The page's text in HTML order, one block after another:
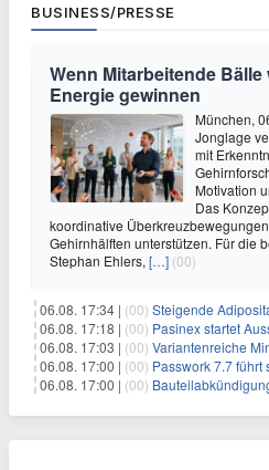
BUSINESS/PRESSE
Wenn Mitarbeitende
Energie gewinnen
München,
Jonglage
mit
Motivation
Das
koordinative
Gehirnhälften unterstützen. Für die
Stephan Ehlers, […] (00)
06.08. 17:34 | (00) Steigende Adipositasrate zeigt
06.08. 17:18 | (00) Pasinex startet Ausschreibung für hochgradiges
06.08. 17:03 | (00) Variantenreiche
06.08. 17:00 | (00) Passwork 7.7 führt sicheren
06.08. 17:00 | (00) Bauteilabkündigungen: Eine